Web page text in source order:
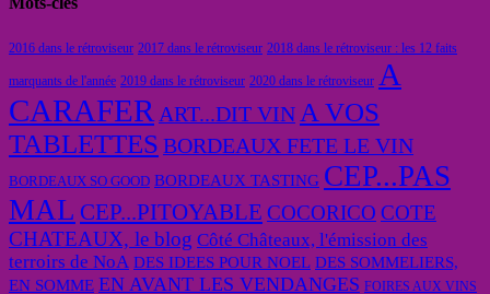
2016 dans le rétroviseur 2017 dans le rétroviseur 2018 dans le rétroviseur : les 12 faits
marquants de l'année 2019 dans le rétroviseur 2020 dans le rétroviseur A
CARAFER ART...DIT VIN A VOS
TABLETTES BORDEAUX FETE LE VIN
BORDEAUX SO GOOD BORDEAUX TASTING CEP...PAS
MAL CEP...PITOYABLE COCORICO COTE
CHATEAUX, le blog Côté Châteaux, l'émission des
terroirs de NoA DES IDEES POUR NOEL DES SOMMELIERS,
EN SOMME EN AVANT LES VENDANGES FOIRES AUX VINS